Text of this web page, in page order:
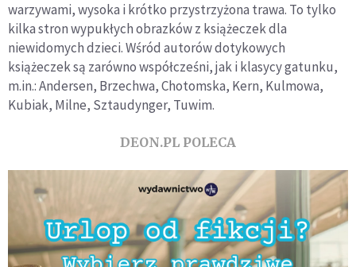
warzywami, wysoka i krótko przystrzyżona trawa. To tylko
kilka stron wypukłych obrazków z książeczek dla
niewidomych dzieci. Wśród autorów dotykowych
książeczek są zarówno współcześni, jak i klasycy gatunku,
m.in.: Andersen, Brzechwa, Chotomska, Kern, Kulmowa,
Kubiak, Milne, Sztaudynger, Tuwim.
DEON.PL POLECA